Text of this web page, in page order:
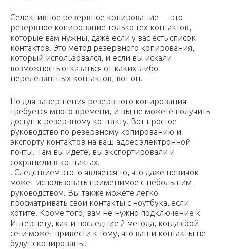
Селективное резервное копирование — это
резервное копирование только тех контактов,
которые вам нужны, даже если у вас есть список
контактов. Это метод резервного копирования,
который использовался, и если вы искали
возможность отказаться от каких-либо
нерелевантных контактов, вот он.
Но для завершения резервного копирования
требуется много времени, и вы не можете получить
доступ к резервному контакту. Вот простое
руководство по резервному копированию и
экспорту контактов на ваш адрес электронной
почты. Там вы идете, вы экспортировали и
сохранили в контактах.
. Следствием этого является то, что даже новичок
может использовать применимое с небольшим
руководством. Вы также можете легко
просматривать свои контакты с ноутбука, если
хотите. Кроме того, вам не нужно подключение к
Интернету, как и последние 2 метода, когда сбой
сети может привести к тому, что ваши контакты не
будут скопированы.